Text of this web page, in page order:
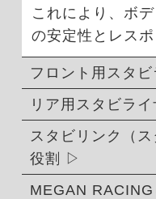
これにより、ボ
の安定性とレス
フロント用スタ
リア用スタビラ
スタビリンク（
役割
MEGAN